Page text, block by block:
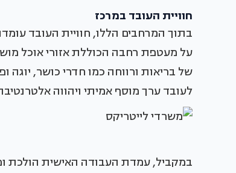
חוויית העובד במרכז
בתוך המרחבים הללו, חוויית העובד
על מעטפת רחבה הכוללת אזורי אוכל
של בריאות ורווחה כמו חדרי כושר, יוגה
לעובד ערך מוסף אמיתי ויהווה
במקביל, עמדת העבודה האישית הולכת